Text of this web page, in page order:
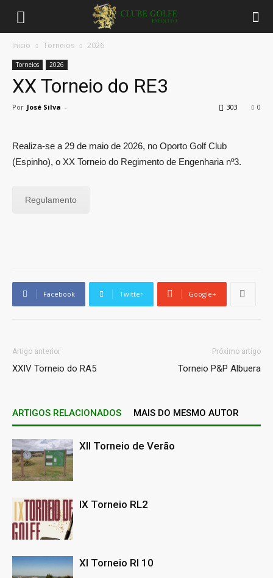
Inicio Torneios 2026
Torneios 2026
XX Torneio do RE3
Por José Silva - 0
303
Realiza-se a 29 de maio de 2026, no Oporto Golf Club
(Espinho), o XX Torneio do Regimento de Engenharia nº3.
Regulamento
Facebook Twitter Google+
Artigo anterior
XXIV Torneio do RA5
Próximo artigo
Torneio P&P Albuera
ARTIGOS RELACIONADOS MAIS DO MESMO AUTOR
XII Torneio de Verão
IX Torneio RL2
XI Torneio RI 10